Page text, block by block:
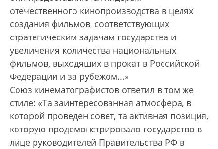
отечественного кинопроизводства в целях
создания фильмов, соответствующих
стратегическим задачам государства и
увеличения количества национальных
фильмов, выходящих в прокат в Российской
Федерации и за рубежом...»
Союз кинематографистов ответил в том же
стиле: «Та заинтересованная атмосфера, в
которой проведен совет, та активная позиция,
которую продемонстрировало государство в
лице руководителей Правительства РФ в